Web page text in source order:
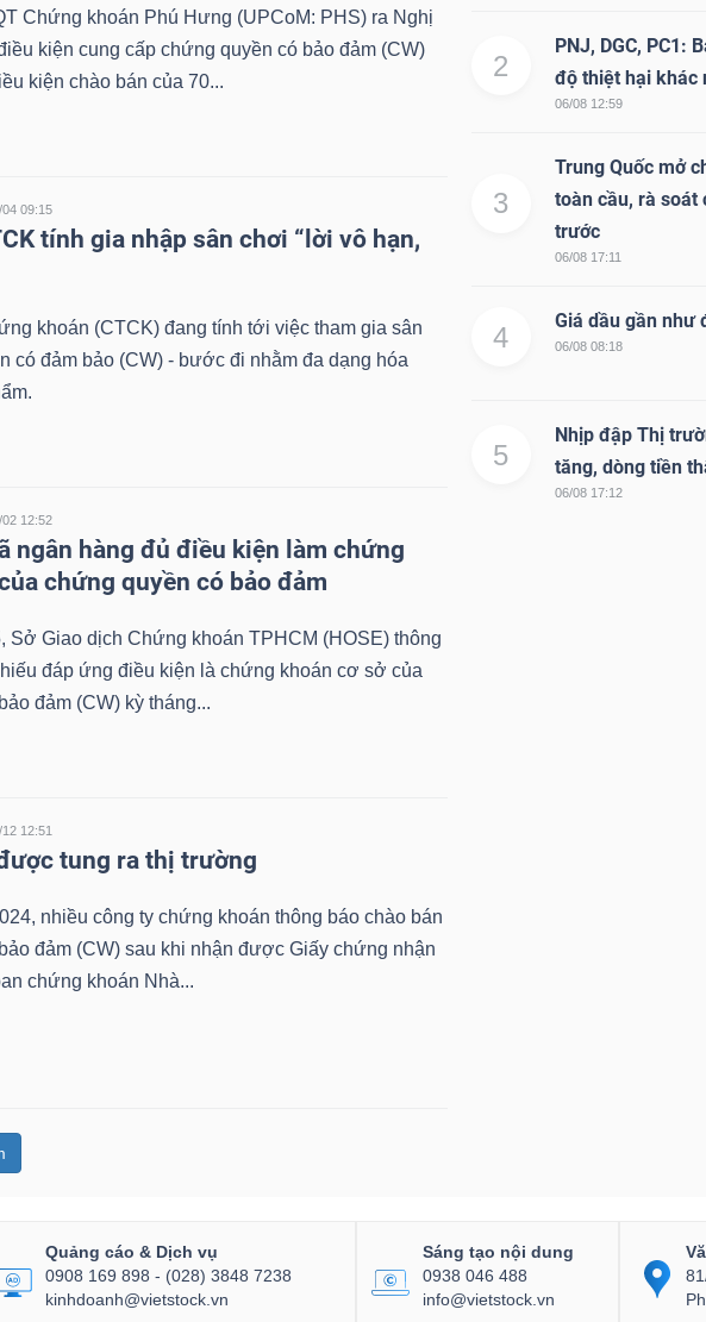
Chứng khoán Phú Hưng (UPCoM: PHS) ra Nghị
kiện cung cấp chứng quyền có bảo đảm (CW)
kiện chào bán của 70...
04 09:15
tính gia nhập sân chơi “lời vô hạn,
khoán (CTCK) đang tính tới việc tham gia sân
có đảm bảo (CW) - bước đi nhằm đa dạng hóa
02 12:52
ngân hàng đủ điều kiện làm chứng
chứng quyền có bảo đảm
Sở Giao dịch Chứng khoán TPHCM (HOSE) thông
đáp ứng điều kiện là chứng khoán cơ sở của
đảm (CW) kỳ tháng...
12 12:51
tung ra thị trường
nhiều công ty chứng khoán thông báo chào bán
đảm (CW) sau khi nhận được Giấy chứng nhận
chứng khoán Nhà...
2
PNJ, DGC, PC1:
độ thiệt hại khác
06/08 12:59
3
Trung Quốc mở
toàn cầu, rà soát
trước
06/08 17:11
4
Giá dầu gần như
06/08 08:18
5
Nhịp đập Thị
tăng, dòng tiền
06/08 17:12
Quảng cáo & Dịch vụ
0908 169 898 - (028) 3848 7238
kinhdoanh@vietstock.vn
Sáng tạo nội dung
0938 046 488
info@vietstock.vn